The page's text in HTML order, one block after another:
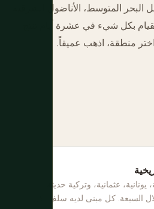
البحر المتوسط، الأناضول الشرقية
بكل شيء في عشرة أيام تنتج
منطقة، اذهب عميقاً.
عثمانية، وتركية حديثة
السبعة. كل مبنى لديه سلف. كل